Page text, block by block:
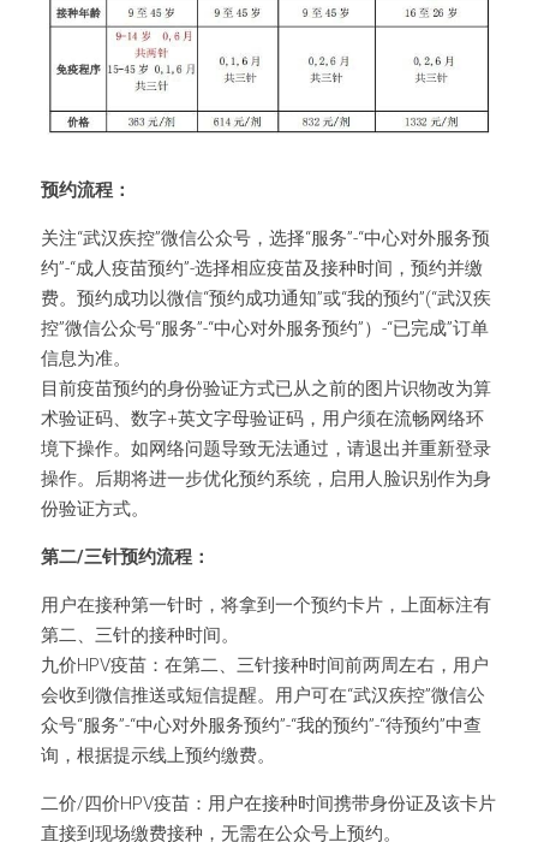
预约流程：
关注“武汉疾控”微信公众号，选择“服务”-“中心对外服务预
约”-“成人疫苗预约”-选择相应疫苗及接种时间，预约并缴
费。预约成功以微信“预约成功通知”或“我的预约”(“武汉疾
控”微信公众号“服务”-“中心对外服务预约”）-“已完成”订单
信息为准。
目前疫苗预约的身份验证方式已从之前的图片识物改为算
术验证码、数字+英文字母验证码，用户须在流畅网络环
境下操作。如网络问题导致无法通过，请退出并重新登录
操作。后期将进一步优化预约系统，启用人脸识别作为身
份验证方式。
第二/三针预约流程：
用户在接种第一针时，将拿到一个预约卡片，上面标注有
第二、三针的接种时间。
九价HPV疫苗：在第二、三针接种时间前两周左右，用户
会收到微信推送或短信提醒。用户可在“武汉疾控”微信公
众号“服务”-“中心对外服务预约”-“我的预约”-“待预约”中查
询，根据提示线上预约缴费。
二价/四价HPV疫苗：用户在接种时间携带身份证及该卡片
直接到现场缴费接种，无需在公众号上预约。